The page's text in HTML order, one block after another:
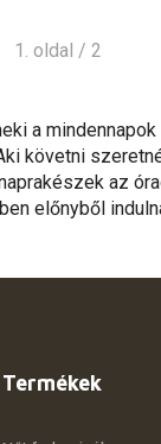
1. oldal / 2
a
követni
az
előnyből
Termékek